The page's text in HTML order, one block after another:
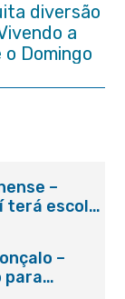
diversão
a
Domingo
–
terá escola
–
para